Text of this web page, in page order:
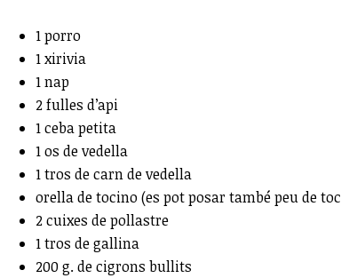
1 porro
1 xirivia
1 nap
2 fulles d’api
1 ceba petita
1 os de vedella
1 tros de carn de vedella
orella de tocino (es pot posar també peu de
2 cuixes de pollastre
1 tros de gallina
200 g. de cigrons bullits